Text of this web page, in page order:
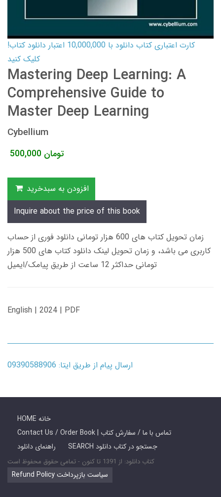
کارت اعتباری کتاب دانلود با 10,000,000 اعتبار دانلود کتاب!
کلیک کنید
Mastering Deep Learning: A
Comprehensive Guide to
Master Deep Learning
Cybellium
500,000 تومان
افزودن به سبدخرید
Inquire about the price of this book
زمان تحویل کتاب های 600 هزار تومانی دانلود فوری از حساب
کاربری می باشد، و زمان تحویل لینک دانلود کتاب های 500 هزار
تومانی حداکثر 12 ساعت از طریق پیامک/ایمیل
English | 2024 | PDF
ارسال پیام از طریق ایتا: 09390588906
HOME خانه
Contact Us / Order Book | تماس با ما / سفارش کتاب
راهنمای دانلود
SEARCH جستجو در کتاب دانلود
کتاب دانلود: از 1391 تا کنون - تمامی حقوق محفوظ است
Refund Policy سیاست بازپرداخت